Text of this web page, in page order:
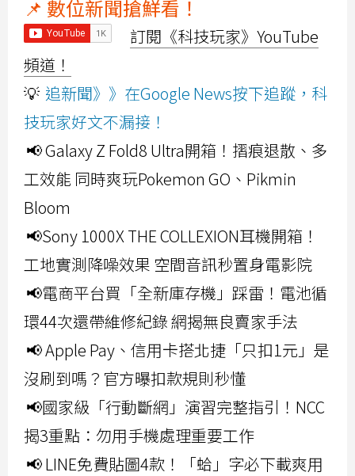
📌 數位新聞搶鮮看！
訂閱《科技玩家》YouTube
頻道！
💡 追新聞》》在Google News按下追蹤，科
技玩家好文不漏接！
📢 Galaxy Z Fold8 Ultra開箱！摺痕退散、多
工效能 同時爽玩Pokemon GO、Pikmin
Bloom
📢Sony 1000X THE COLLEXION耳機開箱！
工地實測降噪效果 空間音訊秒置身電影院
📢電商平台買「全新庫存機」踩雷！電池循
環44次還帶維修紀錄 網揭無良賣家手法
📢 Apple Pay、信用卡搭北捷「只扣1元」是
沒刷到嗎？官方曝扣款規則秒懂
📢國家級「行動斷網」演習完整指引！NCC
揭3重點：勿用手機處理重要工作
📢 LINE免費貼圖4款！「蛤」字必下載爽用